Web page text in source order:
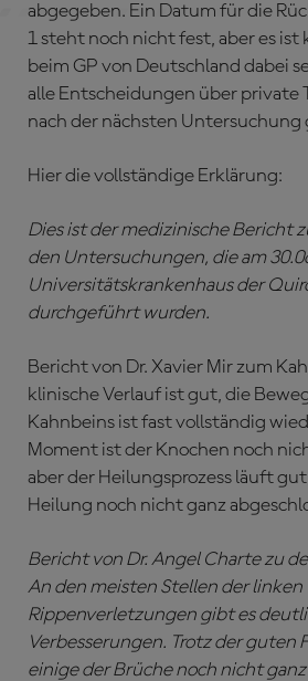
abgegeben. Ein Datum für die
1 steht noch nicht fest, aber es ist
beim GP von Deutschland dabei
alle Entscheidungen über private
nach der nächsten
Hier die vollständige Erklärung:
Dies ist der medizinische Bericht
den Untersuchungen, die am
Universitätskrankenhaus der
durchgeführt wurden.
Bericht von Dr. Xavier Mir zum
klinische Verlauf ist gut, die
Kahnbeins ist fast vollständig
Moment ist der Knochen noch
aber der Heilungsprozess läuft
Heilung noch nicht ganz
Bericht von Dr. Angel Charte zu
An den meisten Stellen der linken
Rippenverletzungen gibt es
Verbesserungen. Trotz der guten
einige der Brüche noch nicht